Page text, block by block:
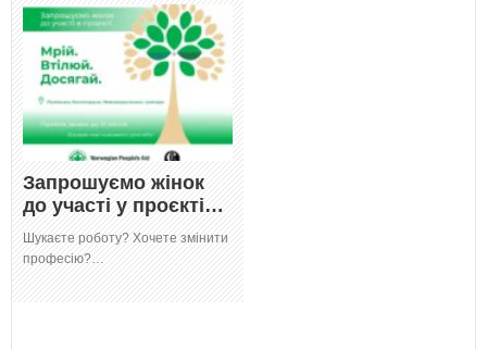
Запрошуємо жінок
до участі у проєкті…
Шукаєте роботу? Хочете змінити
професію?…